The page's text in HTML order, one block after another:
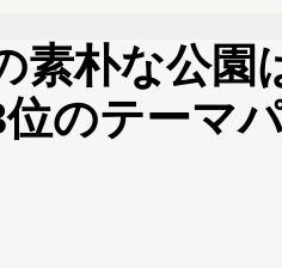
素朴な公園
位のテーマ